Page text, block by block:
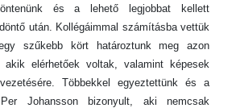
és a lehető legjobbat kellett
után. Kollégáimmal számításba vettük
szűkebb kört határoztunk meg azon
akik elérhetőek voltak, valamint képesek
Többekkel egyeztettünk és a
Per Johansson bizonyult, aki nemcsak